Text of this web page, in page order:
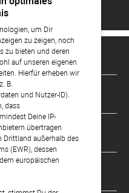
um Dir
zu zeigen, noch
zu bieten und deren
auf unseren eigenen
Hierfür erheben wir
B.
und Nutzer-ID).
dass
Deine IP-
übertragen
Drittland außerhalb des
(EWR), dessen
europäischen